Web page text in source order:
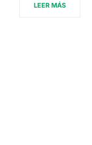
LEER MÁS